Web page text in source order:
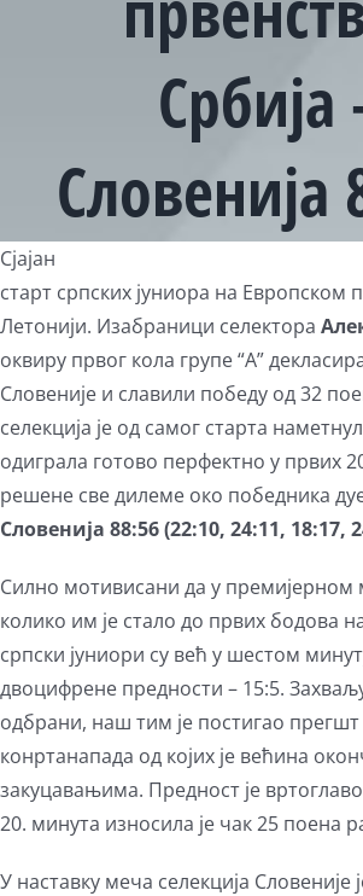
Србија
Словенија
Сјајан
старт српских јуниора на Европском
Летонији. Изабраници селектора
оквиру првог кола групе “А”
Словеније и славили победу од 32
селекција је од самог старта
одиграла готово перфектно у првих
решене све дилеме око победника
Словенија 88:56 (22:10, 24:11, 18:17,
Силно мотивисани да у премијерном
колико им је стало до првих бодова
српски јуниори су већ у шестом
двоцифрене предности – 15:5.
одбрани, наш тим је постигао
конртанапада од којих је већина
закуцавањима. Предност је
20. минута износила је чак 25 поена
У наставку меча селекција Словеније